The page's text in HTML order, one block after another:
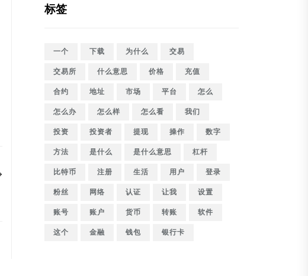
Next
标签
一个 下载 为什么
交易
交易所
什么意思 价格
充值
合约
地址 市场 平台
怎么
怎么办
怎么样 怎么看
我们
投资
投资者 提现 操作
数字
方法
是什么 是什么意思
杠杆
比特币
注册 生活 用户
登录
粉丝
网络 认证 让我
设置
账号
账户 货币 转账
软件
这个
金融 钱包 银行卡